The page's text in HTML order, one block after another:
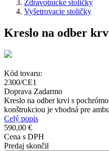
Zdravotnícke stoličky
Vyšetrovacie stoličky
Kreslo na odber
Kód tovaru:
2300/CE1
Doprava Zadarmo
Kreslo na odber krvi s
konštrukciou je vhodná pre
Celý popis
590,00 €
Cena s DPH
Predaj skončil